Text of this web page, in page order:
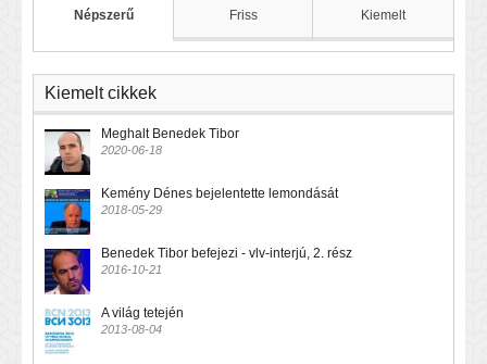
Népszerű Friss Kiemelt
Kiemelt cikkek
Meghalt Benedek Tibor
2020-06-18
Kemény Dénes bejelentette lemondását
2018-05-29
Benedek Tibor befejezi - vlv-interjú, 2. rész
2016-10-21
A világ tetején
2013-08-04